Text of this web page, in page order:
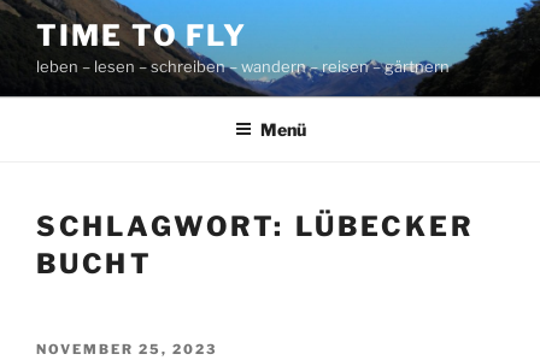
Zum
Inhalt
springen
TIME TO FLY
leben – lesen – schreiben – wandern – reisen – gärtnern
Menü
SCHLAGWORT: LÜBECKER
BUCHT
VERÖFFENTLICHT
NOVEMBER 25, 2023